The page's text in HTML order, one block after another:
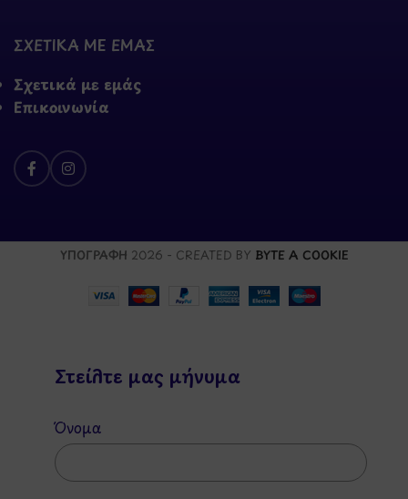
ΣΧΕΤΙΚΑ ΜΕ ΕΜΑΣ
Σχετικά με εμάς
Επικοινωνία
ΥΠΟΓΡΑΦΗ 2026 - CREATED BY BYTE A COOKIE
Στείλτε μας μήνυμα
Όνομα